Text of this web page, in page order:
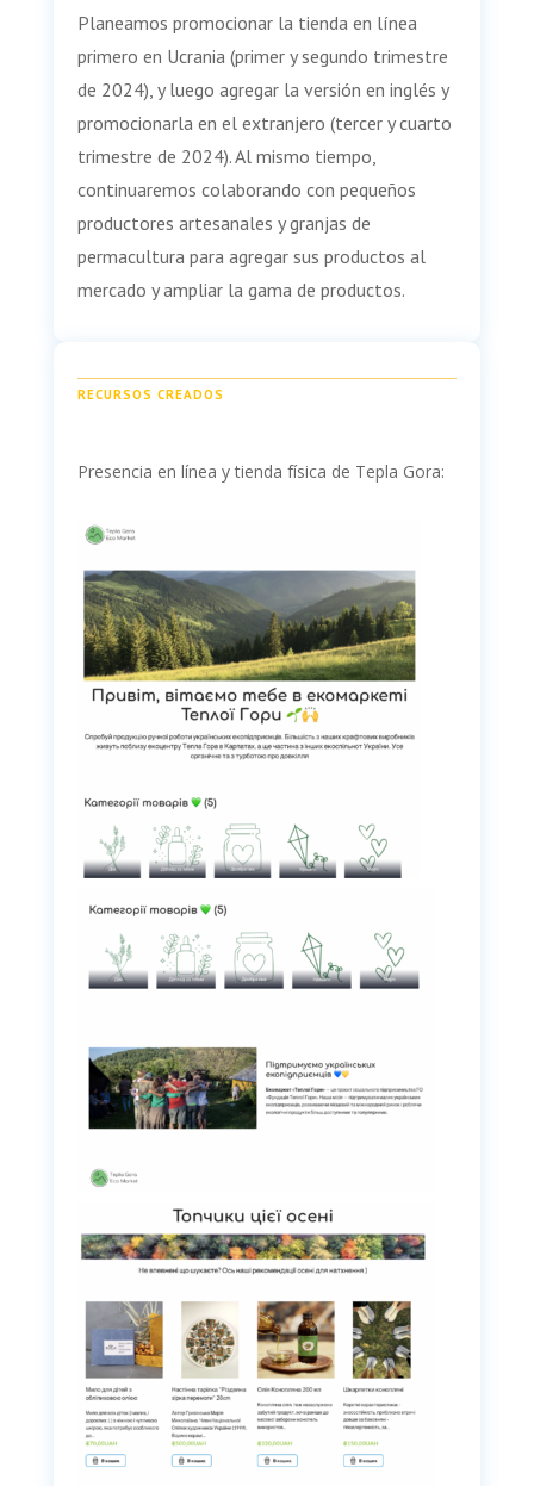
Planeamos promocionar la tienda en línea
primero en Ucrania (primer y segundo trimestre
de 2024), y luego agregar la versión en inglés y
promocionarla en el extranjero (tercer y cuarto
trimestre de 2024). Al mismo tiempo,
continuaremos colaborando con pequeños
productores artesanales y granjas de
permacultura para agregar sus productos al
mercado y ampliar la gama de productos.
RECURSOS CREADOS
Presencia en línea y tienda física de Tepla Gora: